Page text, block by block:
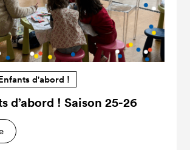
d'abord !
d’abord ! Saison 25-26